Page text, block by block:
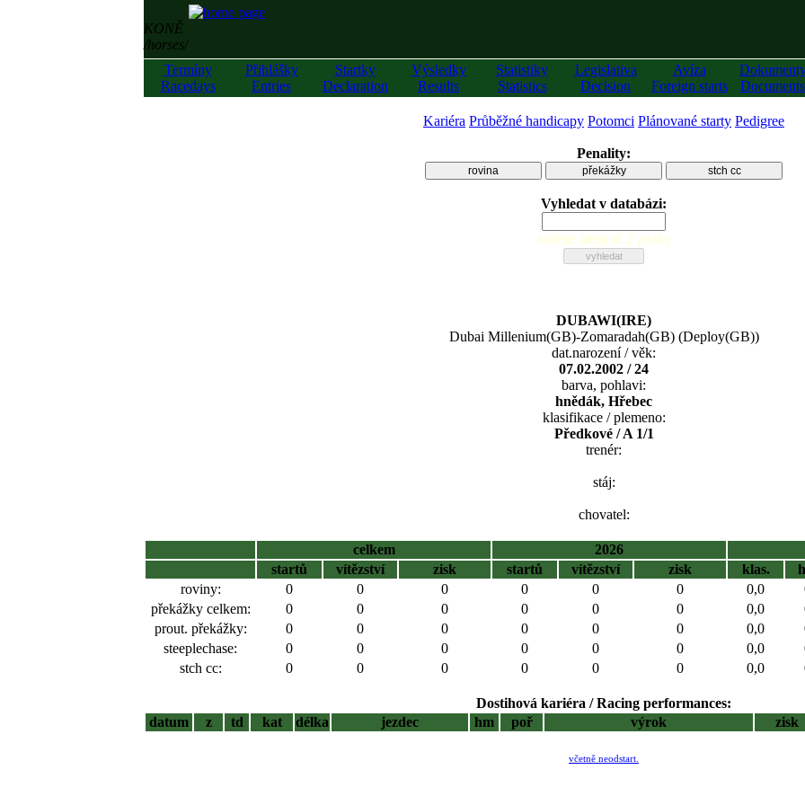
KONĚ
/horses/
Termíny
Racedays
Přihlášky
Entries
Startky
Declaration
Výsledky
Results
Statistiky
Statistics
Legislativa
Decision
Avíza
Foreign starts
Documents
Kariéra Průběžné handicapy Potomci Plánované starty Pedigree
Penality:
rovina překážky stch cc
Vyhledat v databázi:
zadejte alespoň 2 znaky
DUBAWI(IRE)
Dubai Millenium(GB)-Zomaradah(GB)(Deploy(GB))
dat.narození / věk:
07.02.2002 / 24
barva, pohlavi:
hnědák, Hřebec
klasifikace / plemeno:
Předkové / A 1/1
trenér:
stáj:
chovatel:
celkem
2026
startů
vítězství zisk startů vítězství zisk klas.
roviny:
0 0 0 0 0 0 0,0
překážky celkem:
0 0 0 0 0 0 0,0
prout. překážky:
0 0 0 0 0 0 0,0
steeplechase:
0 0 0 0 0 0 0,0
stch cc:
0 0 0 0 0 0 0,0
Dostihová kariéra / Racing performances:
datum
z td kat délka jezdec hm poř výrok zisk
včetně neodstart.